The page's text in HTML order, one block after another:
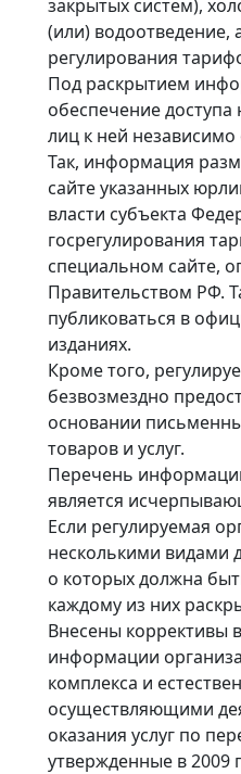
закрытых систем),
(или) водоотведение,
регулирования
Под раскрытием
обеспечение доступа
лиц к ней
Так, информация
сайте указанных
власти субъекта
госрегулирования
специальном сайте,
Правительством РФ.
публиковаться в
изданиях.
Кроме того,
безвозмездно
основании
товаров и услуг.
Перечень
является
Если регулируемая
несколькими видами
о которых должна
каждому из них
Внесены коррективы
информации
комплекса и
осуществляющими
оказания услуг по
утвержденные в 2009